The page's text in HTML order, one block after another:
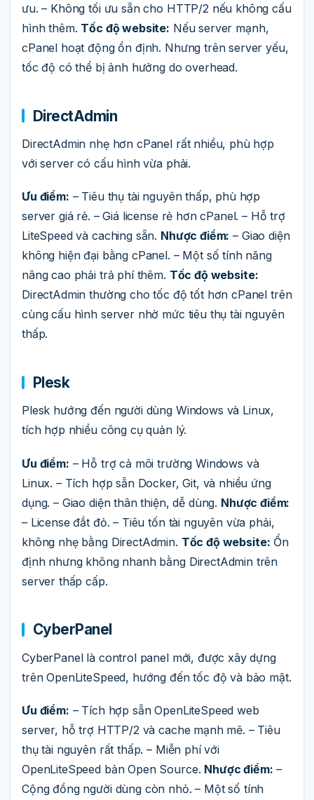
ưu. – Không tối ưu sẵn cho HTTP/2 nếu không cấu
hình thêm. Tốc độ website: Nếu server mạnh,
cPanel hoạt động ổn định. Nhưng trên server yếu,
tốc độ có thể bị ảnh hưởng do overhead.
DirectAdmin
DirectAdmin nhẹ hơn cPanel rất nhiều, phù hợp
với server có cấu hình vừa phải.
Ưu điểm: – Tiêu thụ tài nguyên thấp, phù hợp
server giá rẻ. – Giá license rẻ hơn cPanel. – Hỗ trợ
LiteSpeed và caching sẵn. Nhược điểm: – Giao diện
không hiện đại bằng cPanel. – Một số tính năng
nâng cao phải trả phí thêm. Tốc độ website:
DirectAdmin thường cho tốc độ tốt hơn cPanel trên
cùng cấu hình server nhờ mức tiêu thụ tài nguyên
thấp.
Plesk
Plesk hướng đến người dùng Windows và Linux,
tích hợp nhiều công cụ quản lý.
Ưu điểm: – Hỗ trợ cả môi trường Windows và
Linux. – Tích hợp sẵn Docker, Git, và nhiều ứng
dụng. – Giao diện thân thiện, dễ dùng. Nhược điểm:
– License đắt đỏ. – Tiêu tốn tài nguyên vừa phải,
không nhẹ bằng DirectAdmin. Tốc độ website: Ổn
định nhưng không nhanh bằng DirectAdmin trên
server thấp cấp.
CyberPanel
CyberPanel là control panel mới, được xây dựng
trên OpenLiteSpeed, hướng đến tốc độ và bảo mật.
Ưu điểm: – Tích hợp sẵn OpenLiteSpeed web
server, hỗ trợ HTTP/2 và cache mạnh mẽ. – Tiêu
thụ tài nguyên rất thấp. – Miễn phí với
OpenLiteSpeed bản Open Source. Nhược điểm: –
Cộng đồng người dùng còn nhỏ. – Một số tính